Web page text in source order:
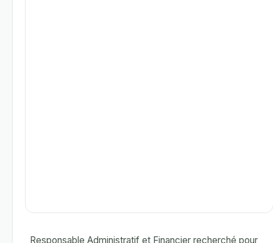
Responsable Administratif et Financier recherché pour